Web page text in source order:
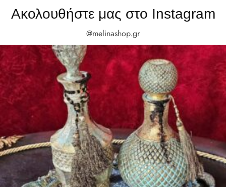
Ακολουθήστε μας στο Instagram
@melinashop.gr